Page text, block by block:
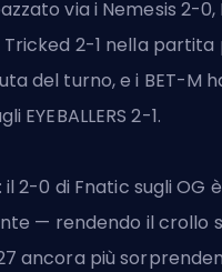
via i Nemesis 2-
2-1 nella partita
del turno, e i BET-M
EYEBALLERS 2-1.
il 2-0 di Fnatic sugli OG
— rendendo il crollo
ancora più